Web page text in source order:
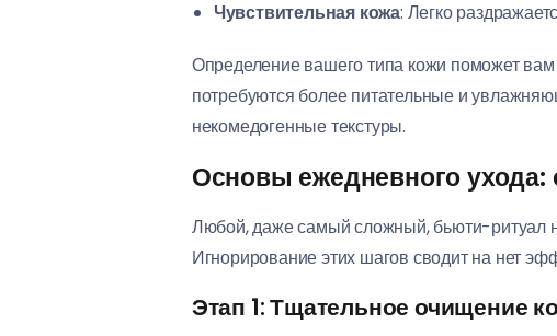
Чувствительная кожа: Легко
Определение вашего типа кожи поможет
потребуются более питательные и
некомедогенные текстуры.
Основы ежедневного ухода:
Любой, даже самый сложный, бьюти-ритуал
Игнорирование этих шагов сводит на нет
Этап 1: Тщательное очищение